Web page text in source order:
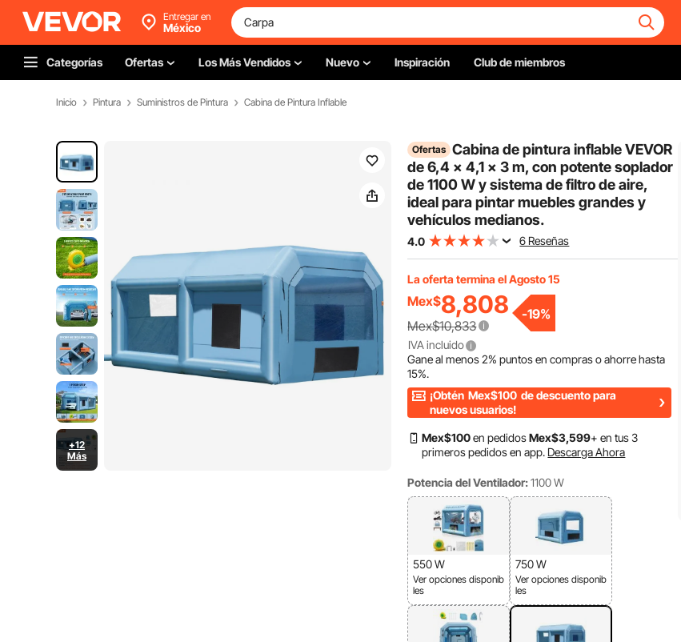
Entregar en
México
Categorías Ofertas Los Más Vendidos Nuevo Inspiración Club de miembros
Inicio Pintura Suministros de Pintura Cabina de Pintura Inflable
+12
Más
Ofertas Cabina de pintura inflable VEVOR
de 6,4 x 4,1 x 3 m, con potente soplador
de 1100 W y sistema de filtro de aire,
ideal para pintar muebles grandes y
vehículos medianos.
4.0 6 Reseñas
La oferta termina el Agosto 15
Mex$8,808
Mex$10,833
-19%
IVA incluido
Gane al menos2% puntos en compras o ahorre hasta
15%.
¡Obtén Mex$100 de descuento para
nuevos usuarios!
Mex$100en pedidosMex$3,599+ en tus 3
primeros pedidos en app. Descarga Ahora
Potencia del Ventilador: 1100 W
550 W
Ver opciones disponib
les
750 W
Ver opciones disponib
les